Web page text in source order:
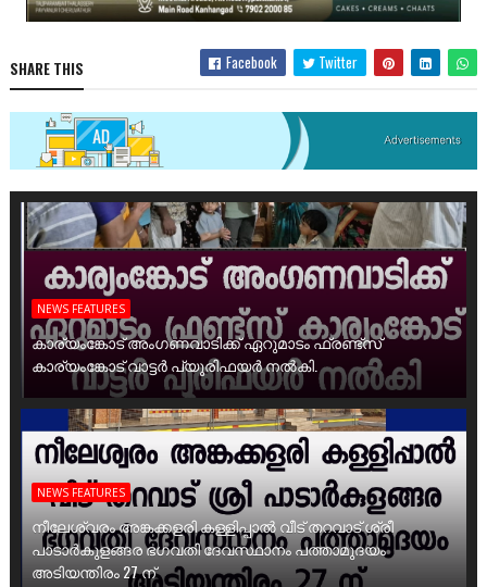
SHARE THIS Facebook Twitter
NEWS FEATURES
കാര്യംങ്കോട് അംഗണവാടിക്ക് ഏറുമാടം ഫ്രണ്ട്സ്
കാര്യംങ്കോട് വാട്ടർ പ്യൂരിഫയർ നൽകി.
NEWS FEATURES
നീലേശ്വരം അങ്കക്കളരി കള്ളിപ്പാൽ വീട് തറവാട് ശ്രീ
പാടാർകുളങ്ങര ഭഗവതി ദേവസ്ഥാനം പത്താമുദയം
അടിയന്തിരം 27 ന്